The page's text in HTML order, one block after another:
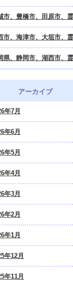
アーカイブ
年7月
年6月
年5月
年4月
年3月
年2月
年1月
年12月
年11月